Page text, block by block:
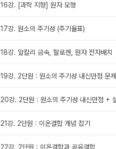
16강. [과학 지향] 원자 모형
17강. 원소의 주기성 (주기율표)
18강. 알칼리 금속, 할로젠, 원자 전자배치
19강. 2단원 : 원소의 주기성 내신만점 문
20강. 2단원 : 원소의 주기성 내신만점 +
21강. 2단원 : 이온결합 개념 잡기
22강. 2단원 : 이온결합과 공유결합